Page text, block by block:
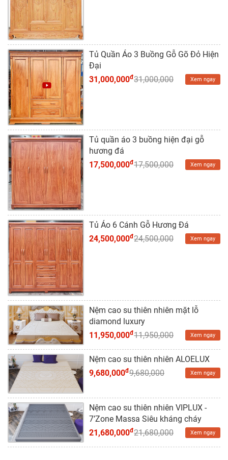
Liên
Hệ
Tủ Quần Áo 3 Buồng Gỗ Gõ Đỏ Hiện
Đại
31,000,000đ31,000,000 Xem ngay
Tủ quần áo 3 buồng hiện đại gỗ
hương đá
17,500,000đ17,500,000 Xem ngay
Tủ Áo 6 Cánh Gỗ Hương Đá
24,500,000đ24,500,000 Xem ngay
Nệm cao su thiên nhiên mặt lỗ
diamond luxury
11,950,000đ11,950,000 Xem ngay
Nệm cao su thiên nhiên ALOELUX
9,680,000đ9,680,000 Xem ngay
Nệm cao su thiên nhiên VIPLUX -
7’Zone Massa Siêu kháng cháy
21,680,000đ21,680,000 Xem ngay